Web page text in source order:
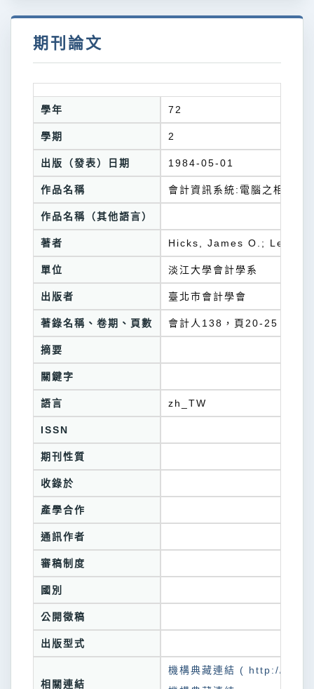
期刊論文
學年 72
學期 2
出版（發表）日期 1984-05-01
作品名稱 會計資訊系統:電腦之相關技
作品名稱（其他語言）
著者 Hicks, James O.;
單位 淡江大學會計學系
出版者 臺北市會計學會
著錄名稱、卷期、頁數 會計人138，頁20-25
摘要
關鍵字
語言 zh_TW
ISSN
期刊性質
收錄於
產學合作
通訊作者
審稿制度
國別
公開徵稿
出版型式
相關連結
機構典藏連結 ( http://